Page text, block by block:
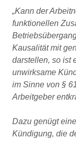
„Kann der
funktionellen
Kausalität mit
darstellen, so ist
unwirksame
im Sinne von §
Arbeitgeber
Dazu genügt
Kündigung, die